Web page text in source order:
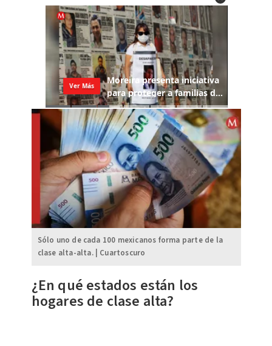
Sólo uno de cada 100 mexicanos forma parte de la
clase alta-alta. | Cuartoscuro
¿En qué estados están los
hogares de clase alta?